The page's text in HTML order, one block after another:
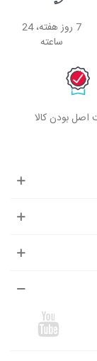
7 روز هفته، 24
ساعته
اصل بودن کالا